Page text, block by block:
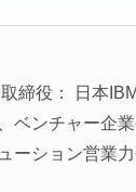
締役： 日本
ベンチャー企
ーション営業